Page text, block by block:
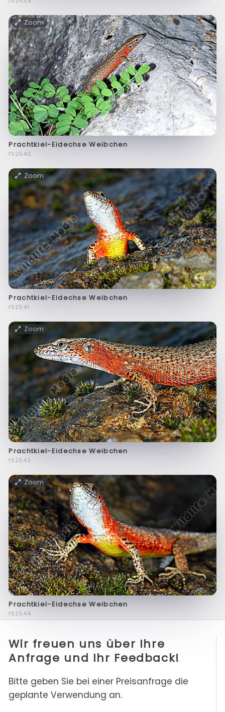
Zoom
Prachtkiel-Eidechse Weibchen
f52540
Zoom
Prachtkiel-Eidechse Weibchen
f52541
Zoom
Prachtkiel-Eidechse Weibchen
f52542
Zoom
Prachtkiel-Eidechse Weibchen
f52544
Wir freuen uns über Ihre
Anfrage und Ihr Feedback!
Bitte geben Sie bei einer Preisanfrage die
geplante Verwendung an.